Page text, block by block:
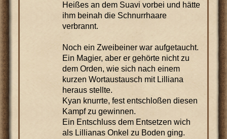
Heißes an dem Suavi vorbei und hätte
ihm beinah die Schnurrhaare
verbrannt.
Noch ein Zweibeiner war aufgetaucht.
Ein Magier, aber er gehörte nicht zu
dem Orden, wie sich nach einem
kurzen Wortaustausch mit Lilliana
heraus stellte.
Kyan knurrte, fest entschloßen diesen
Kampf zu gewinnen.
Ein Entschluss dem Entsetzen wich
als Lillianas Onkel zu Boden ging.